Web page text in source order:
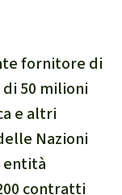
fornitore di
50 milioni
e altri
Nazioni
entità
contratti